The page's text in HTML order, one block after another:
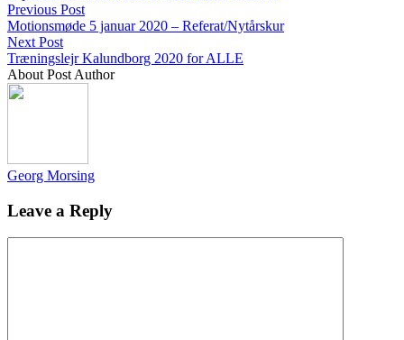
Previous Post
Motionsmøde 5 januar 2020 – Referat/Nytårskur
Next Post
Træningslejr Kalundborg 2020 for ALLE
About Post Author
Georg Morsing
Leave a Reply